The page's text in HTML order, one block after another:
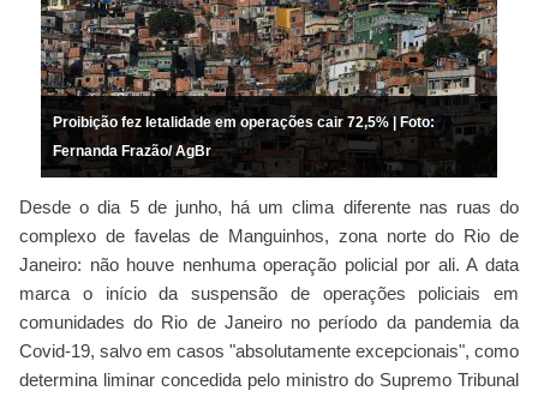
Proibição fez letalidade em operações cair 72,5% | Foto:
Fernanda Frazão/ AgBr
Desde o dia 5 de junho, há um clima diferente nas ruas do
complexo de favelas de Manguinhos, zona norte do Rio de
Janeiro: não houve nenhuma operação policial por ali. A data
marca o início da suspensão de operações policiais em
comunidades do Rio de Janeiro no período da pandemia da
Covid-19, salvo em casos "absolutamente excepcionais", como
determina liminar concedida pelo ministro do Supremo Tribunal